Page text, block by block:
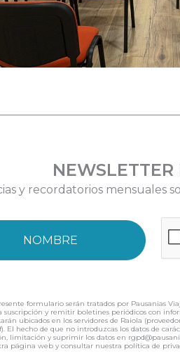
NEWSLETTER
y recordatorios mensuales
formulario serán tratados por Pausanias
suscripción y remitir boletines periódicos con
ubicados en los servidores de Raiola
El hecho de que no introduzcas los datos de
limitación y suprimir los datos en
página web y consultar nuestra política de